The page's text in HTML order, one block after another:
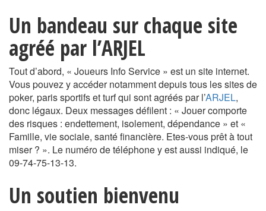
Un bandeau sur chaque site
agréé par l’ARJEL
Tout d’abord, « Joueurs Info Service » est un site internet.
Vous pouvez y accéder notamment depuis tous les sites de
poker, paris sportifs et turf qui sont agréés par l’ARJEL,
donc légaux. Deux messages défilent : « Jouer comporte
des risques : endettement, isolement, dépendance » et «
Famille, vie sociale, santé financière. Etes-vous prêt à tout
miser ? ». Le numéro de téléphone y est aussi indiqué, le
09-74-75-13-13.
Un soutien bienvenu